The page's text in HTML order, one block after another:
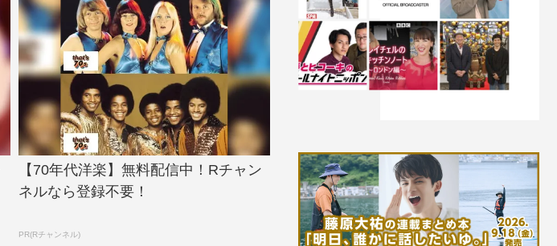
【70年代洋楽】無料配信中！Rチャン
ネルなら登録不要！
PR(Rチャンネル)